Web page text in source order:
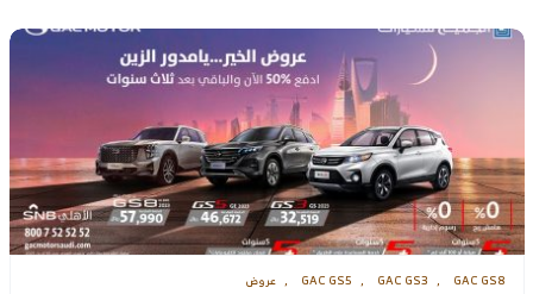
GAC GS8
GAC GS3
GAC GS5 عروض